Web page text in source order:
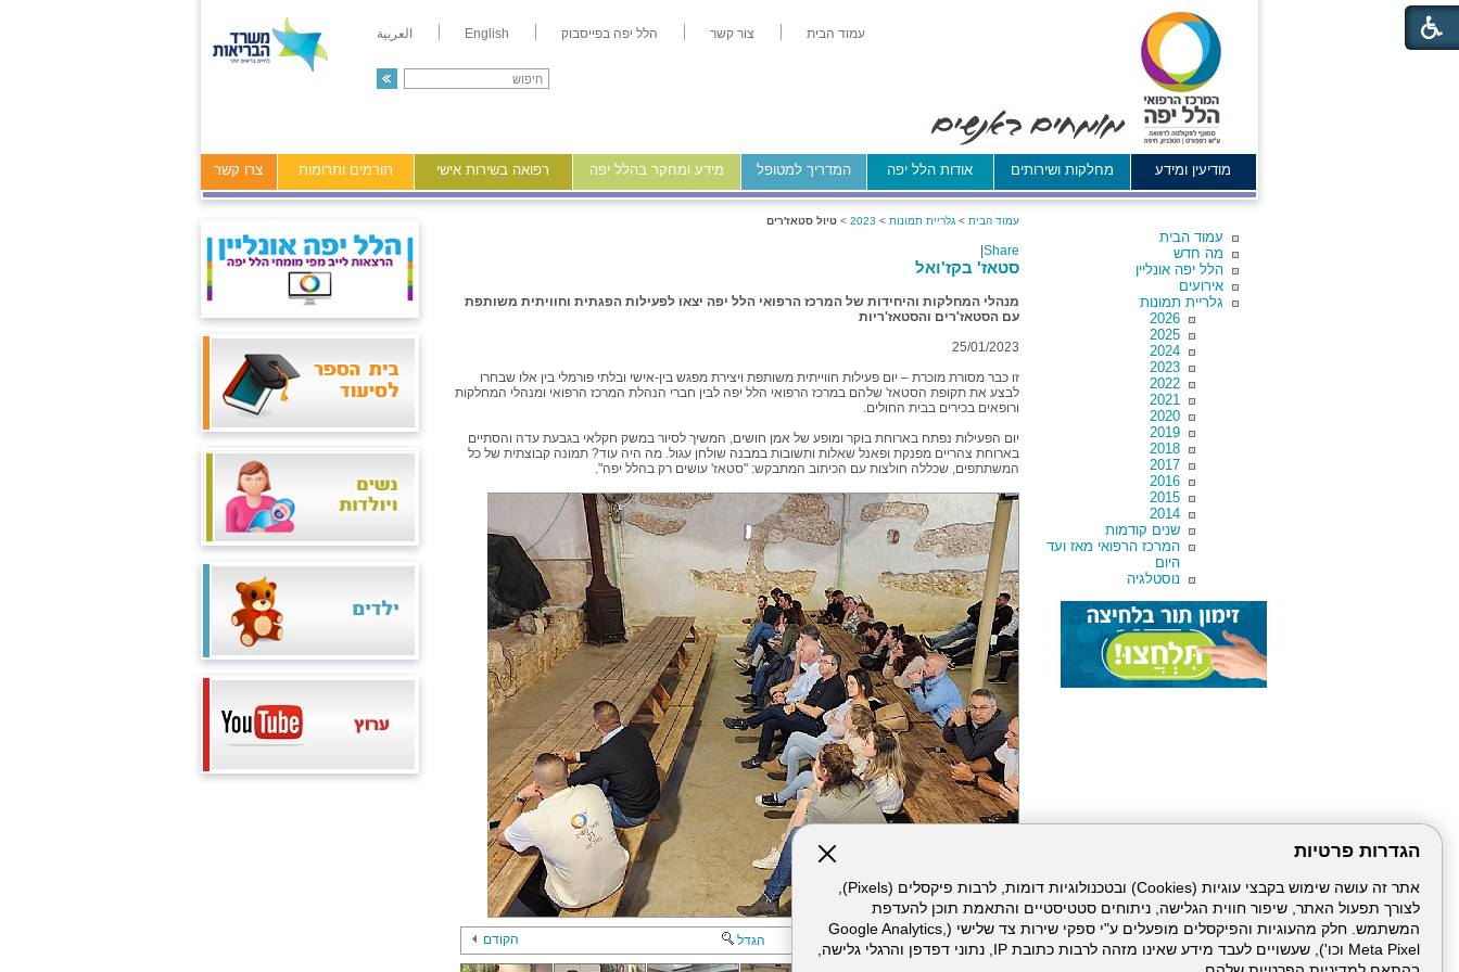
הגדרות פרטיות
אתר זה עושה שימוש בקבצי עוגיות (Cookies) ובטכנולוגיות דומות, לרבות פיקסלים (Pixels),
לצורך תפעול האתר, שיפור חווית הגלישה, ניתוחים סטטיסטיים והתאמת תוכן להעדפת
המשתמש. חלק מהעוגיות והפיקסלים מופעלים ע"י ספקי שירות צד שלישי (Google Analytics,
Meta Pixel וכו'), שעשויים לעבד מידע שאינו מזהה לרבות כתובת IP, נתוני דפדפן והרגלי גלישה,
עמוד הבית צור קשר הלל יפה בפייסבוק English العربية
מודיעין ומידע מחלקות ושירותים אודות הלל יפה המדריך למטופל מידע ומחקר בהלל יפה רפואה בשירות אישי תורמים ותרומות צרו קשר
עמוד הבית
מה חדש
הלל יפה אונליין
אירועים
גלריית תמונות
2026
2025
2024
2023
2022
2021
2020
2019
2018
2017
2016
2015
2014
שנים קודמות
המרכז הרפואי מאז ועד
היום
נוסטלגיה
עמוד הבית > גלריית תמונות >
2023
> טיול סטאז'רים
Share
סטאז' בקז'ואל
מנהלי המחלקות והיחידות של המרכז הרפואי הלל יפה יצאו לפעילות הפגתית וחוויתית משותפת
עם הסטאז'רים והסטאז'ריות
25/01/2023
זו כבר מסורת מוכרת – יום פעילות חווייתית משותפת ויצירת מפגש בין-אישי ובלתי פורמלי בין אלו שבחרו
לבצע את תקופת הסטאז' שלהם במרכז הרפואי הלל יפה לבין חברי הנהלת המרכז הרפואי ומנהלי המחלקות
ורופאים בכירים בבית החולים.
יום הפעילות נפתח בארוחת בוקר ומופע של אמן חושים, המשיך לסיור במשק חקלאי בגבעת עדה והסתיים
בארוחת צהריים מפנקת ופאנל שאלות ותשובות במבנה שולחן עגול. מה היה עוד? תמונה קבוצתית של כל
המשתתפים, שכללה חולצות עם הכיתוב המתבקש: "סטאז' עושים רק בהלל יפה".
הקודם הגדל